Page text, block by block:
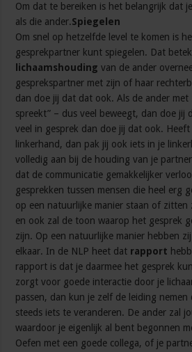
Om dat te bereiken is het belangrijk dat
als die ander.Spiegelen
Om snel op hetzelfde level te komen is
gesprekpartner kunt spiegelen. Dat
lichaamshouding van de ander
gesprekspartner met zijn of haar
dan doe jij dat dat ook. Als de ander met
spreekt” – dus veel beweegt, dan doe jij
veel in gesprek dan doe jij dat ook.
linkerhand, dan pak jij ook iets in je
volledig aan bij de houding van je
dat de communicatie gemakkelijker
gesprekken tussen mensen die heel erg
op een natuurlijke manier staan of
en ook zal de toon waarop het gesprek
zijn. Op een natuurlijke manier hebben
elkaar. In de NLP heet dat rapport
rapport is dat je daarmee het gesprek
zorgt voor goede interactie door je
passen, dan kun je zelf de leiding
steeds iets te veranderen. De ander zal
waardoor je eigenlijk al bent begonnen
Oefen met een goede collega, of je